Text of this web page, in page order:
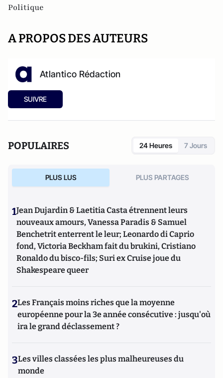
Politique
A PROPOS DES AUTEURS
Atlantico Rédaction
SUIVRE
POPULAIRES 24 Heures 7 Jours
PLUS LUS PLUS PARTAGES
1Jean Dujardin & Laetitia Casta étrennent leurs
nouveaux amours, Vanessa Paradis & Samuel
Benchetrit enterrent le leur; Leonardo di Caprio
fond, Victoria Beckham fait du brukini, Cristiano
Ronaldo du bisco-fils; Suri ex Cruise joue du
Shakespeare queer
2Les Français moins riches que la moyenne
européenne pour la 3e année consécutive : jusqu'où
ira le grand déclassement ?
3Les villes classées les plus malheureuses du
monde